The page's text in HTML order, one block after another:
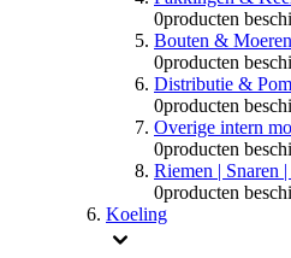
0producten
Bouten & Moeren
0producten
Distributie &
0producten
Overige intern
0producten
Riemen | Snaren
0producten
Koeling